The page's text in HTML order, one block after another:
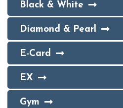
Black & White
Diamond & Pearl
E-Card
EX
Gym